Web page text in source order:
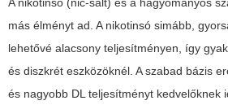
A nikotinsó (nic-salt) és a hagyományos
más élményt ad. A nikotinsó simább,
lehetővé alacsony teljesítményen, így
és diszkrét eszközöknél. A szabad bázis
és nagyobb DL teljesítményt kedvelőknek